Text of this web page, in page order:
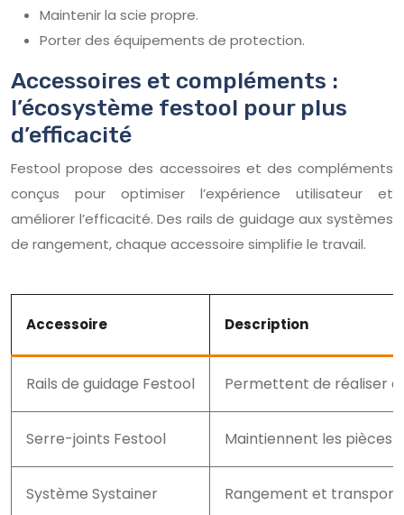
Maintenir la scie propre.
Porter des équipements de protection.
Accessoires et compléments :
l’écosystème festool pour plus
d’efficacité
Festool propose des accessoires et des compléments
conçus pour optimiser l’expérience utilisateur et
améliorer l’efficacité. Des rails de guidage aux systèmes
de rangement, chaque accessoire simplifie le travail.
Accessoire Description
Rails de guidage Festool Permettent de réaliser
Serre-joints Festool Maintiennent les pièces
Système Systainer Rangement et transport